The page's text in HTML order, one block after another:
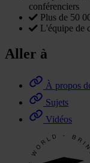
conférenciers
Plus de 50
L'équipe de
Aller à
À propos
Sujets
Vidéos